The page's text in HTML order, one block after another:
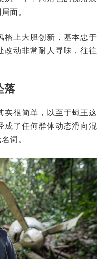
面。
格上大胆创新，基本忠于
改动非常耐人寻味，往往
落
实很简单，以至于蝇王这
成了任何群体动态滑向混
词。